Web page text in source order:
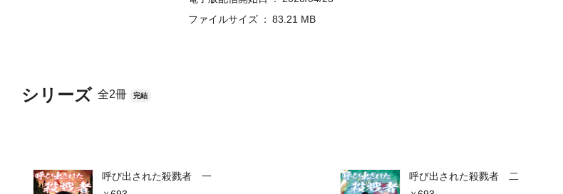
シリーズ 全2冊 完結
呼び出された殺戮者 一
呼び出された殺戮者 二
ファイルサイズ
83.21 MB